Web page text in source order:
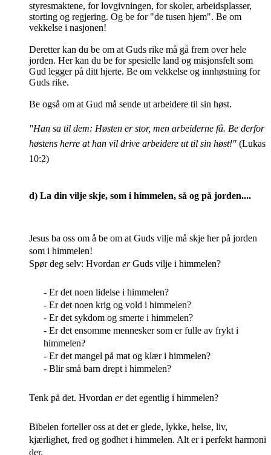
styresmaktene, for lovgivningen, for skoler, arbeidsplasser,
storting og regjering. Og be for "de tusen hjem". Be om
vekkelse i nasjonen!
Deretter kan du be om at Guds rike må gå frem over hele
jorden. Her kan du be for spesielle land og misjonsfelt som
Gud legger på ditt hjerte. Be om vekkelse og innhøstning for
Guds rike.
Be også om at Gud må sende ut arbeidere til sin høst.
"Han sa til dem: Høsten er stor, men arbeiderne få. Be derfor
høstens herre at han vil drive arbeidere ut til sin høst!" (Lukas
10:2)
d) La din vilje skje, som i himmelen, så og på jorden....
Jesus ba oss om å be om at Guds vilje må skje her på jorden
som i himmelen!
Spør deg selv: Hvordan erGuds vilje i himmelen?
- Er det noen lidelse i himmelen?
- Er det noen krig og vold i himmelen?
- Er det sykdom og smerte i himmelen?
- Er det ensomme mennesker som er fulle av frykt i
himmelen?
- Er det mangel på mat og klær i himmelen?
- Blir små barn drept i himmelen?
Tenk på det. Hvordan erdet egentlig i himmelen?
Bibelen forteller oss at det er glede, lykke, helse, liv,
kjærlighet, fred og godhet i himmelen. Alt er i perfekt harmoni
der.